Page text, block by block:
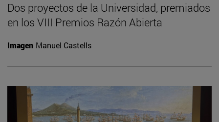
Dos proyectos de la Universidad, premiados
en los VIII Premios Razón Abierta
Imagen Manuel Castells